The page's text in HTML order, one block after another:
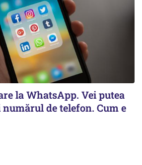
la WhatsApp. Vei putea
de telefon. Cum e